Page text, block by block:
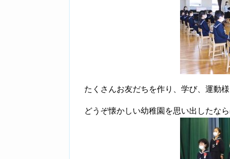
たくさんお友だちを作り、学び、運動
どうぞ懐かしい幼稚園を思い出したな